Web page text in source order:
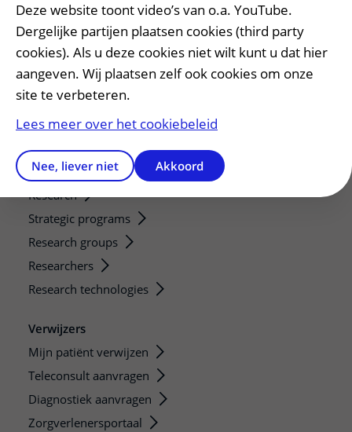
Wijzigen patiëntgegevens
Opvragen kopie dossier
Bezoektijden
Onderwijs en onderzoek
Onze opleidingen
De Nieuwe Utrechtse School
Stage en opleidingsplaatsen
Research
Strategic programs
Research groups
Researchers
Research technologies
Verwijzers
Mijn patiënt verwijzen
Teleconsult aanvragen
Diagnostiek aanvragen
Zorgverlenersportaal
Deze website toont video’s van o.a. YouTube.
Dergelijke partijen plaatsen cookies (third party
cookies). Als u deze cookies niet wilt kunt u dat hier
aangeven. Wij plaatsen zelf ook cookies om onze
site te verbeteren.
Lees meer over het cookiebeleid
Nee, liever niet Akkoord